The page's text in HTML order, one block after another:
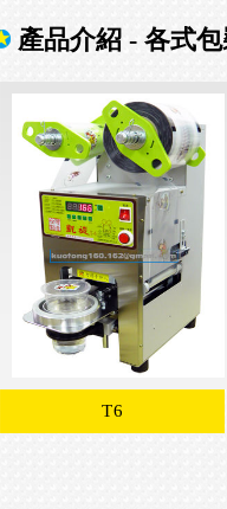
產品介紹 - 各式
T6